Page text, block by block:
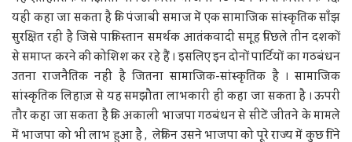
यही कहा जा सकता है कि पंजाबी समाज में एक सामाजिक सांस्कृतिक साँझ
सुरक्षित रही है जिसे पाकिस्तान समर्थक आतंकवादी समूह पिछले तीन दशकों
से समाप्त करने की कोशिश कर रहे हैं । इसलिए इन दोनों पार्टियों का गठबंधन
उतना राजनैतिक नहीं है जितना सामाजिक-सांस्कृतिक है । सामाजिक
सांस्कृतिक लिहाज़ से यह समझौता लाभकारी ही कहा जा सकता है । ऊपरी
तौर कहा जा सकता है कि अकाली भाजपा गठबंधन से सीटें जीतने के मामले
में भाजपा को भी लाभ हुआ है , लेकिन उसने भाजपा को पूरे राज्य में कुछ गिने